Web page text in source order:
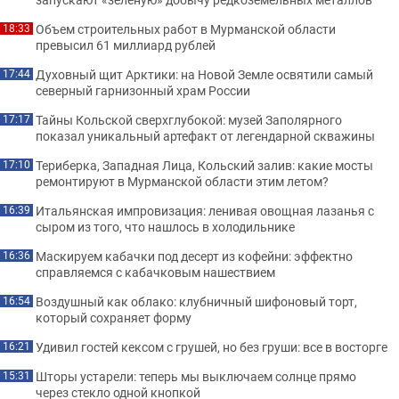
18:33 Объем строительных работ в Мурманской области
превысил 61 миллиард рублей
17:44 Духовный щит Арктики: на Новой Земле освятили самый
северный гарнизонный храм России
17:17 Тайны Кольской сверхглубокой: музей Заполярного
показал уникальный артефакт от легендарной скважины
17:10 Териберка, Западная Лица, Кольский залив: какие мосты
ремонтируют в Мурманской области этим летом?
16:39 Итальянская импровизация: ленивая овощная лазанья с
сыром из того, что нашлось в холодильнике
16:36 Маскируем кабачки под десерт из кофейни: эффектно
справляемся с кабачковым нашествием
16:54 Воздушный как облако: клубничный шифоновый торт,
который сохраняет форму
16:21 Удивил гостей кексом с грушей, но без груши: все в восторге
15:31 Шторы устарели: теперь мы выключаем солнце прямо
через стекло одной кнопкой